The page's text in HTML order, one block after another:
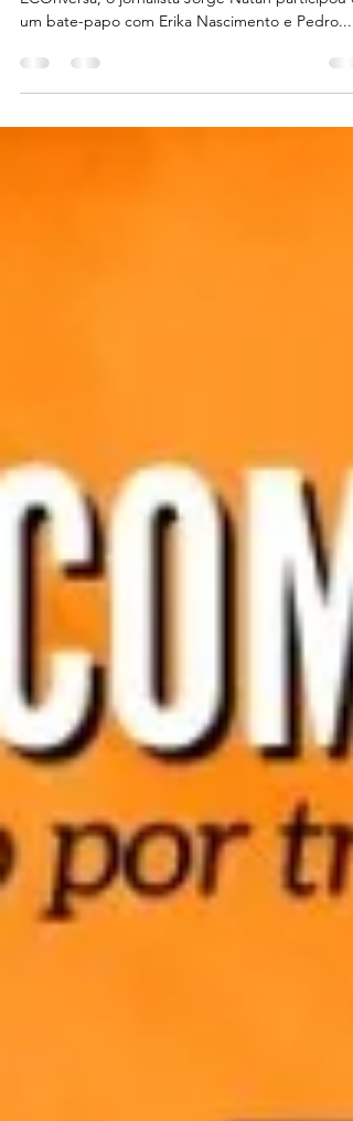
jornalismo esportivo
Por Wagner Fernando Em mais um episódio do
um bate-papo com Erika Nascimento e Pedro...